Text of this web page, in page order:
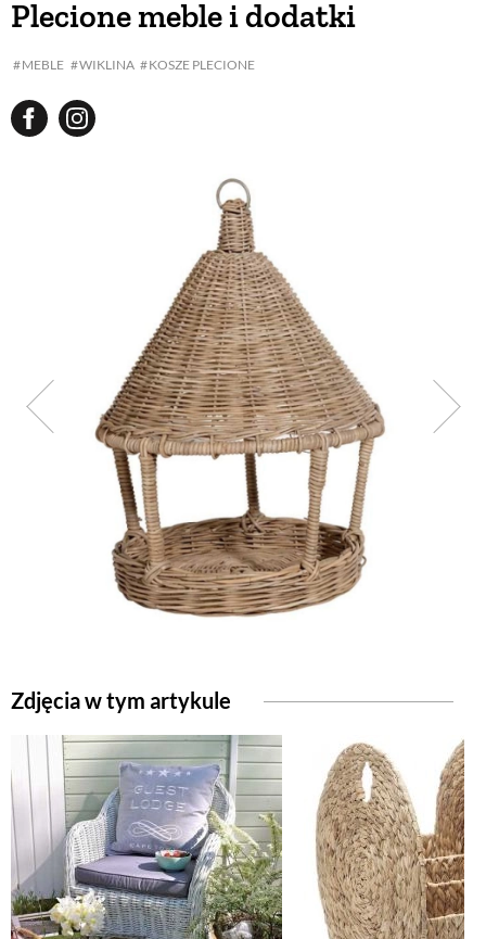
Plecione meble i dodatki
MEBLE WIKLINA KOSZE PLECIONE
Zdjęcia w tym artykule
BUDUJEMY DOM
WARZYWA I OWOCE
ROŚLINY OGRODOWE
PORADY
ZIELEŃ W DOMU
PROJEKTOWANIE OGRODU
NATURALNIE
URODA
DLA DOMU
EKO ŻYCIE
PRZYRODA